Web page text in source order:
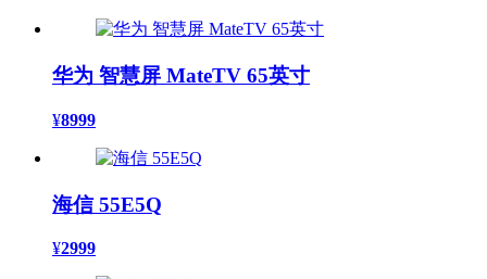
华为 智慧屏 MateTV 65英寸
¥8999
海信 55E5Q
¥2999